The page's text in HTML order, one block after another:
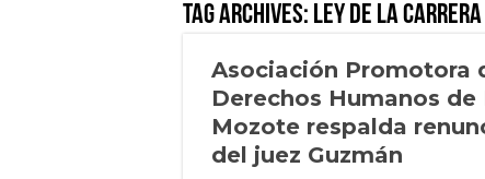
Tag Archives: Ley de la
Asociación Promotora
Derechos Humanos de
Mozote respalda
del juez Guzmán